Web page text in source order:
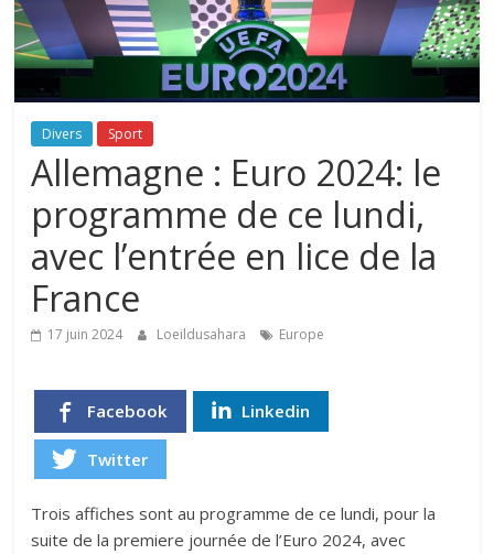
Divers Sport
Allemagne : Euro 2024: le
programme de ce lundi,
avec l’entrée en lice de la
France
17 juin 2024 Loeildusahara Europe
Facebook Linkedin
Twitter
Trois affiches sont au programme de ce lundi, pour la
suite de la premiere journée de l’Euro 2024, avec